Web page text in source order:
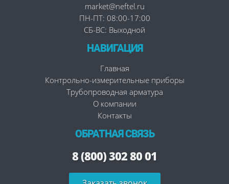
market@neftel.ru
ПН-ПТ: 08:00-17:00
СБ-ВС: Выходной
НАВИГАЦИЯ
Главная
Контрольно-измерительные приборы
Трубопроводная арматура
О компании
Контакты
ОБРАТНАЯ СВЯЗЬ
8 (800) 302 80 01